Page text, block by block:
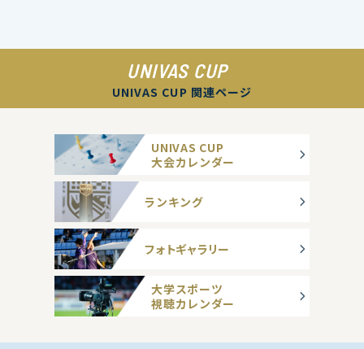
UNIVAS CUP
UNIVAS CUP 関連ページ
UNIVAS CUP
大会カレンダー
ランキング
フォトギャラリー
大学スポーツ
視聴カレンダー